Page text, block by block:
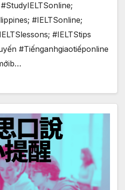
#IELTSonline;
#IELTStips
#Tiếnganhgiaotiếponline